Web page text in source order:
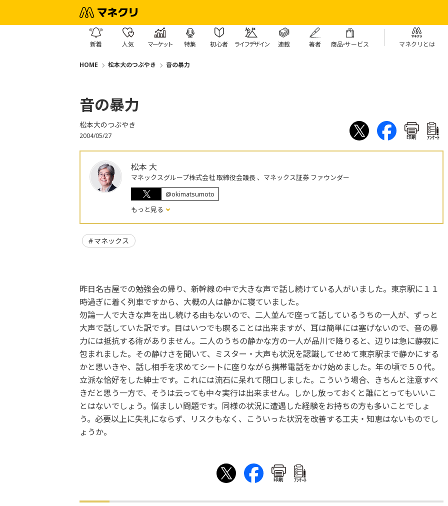
新着 人気 マーケット 特集 初心者 ライフデザイン 連載 著者 商品・サービス マネクリとは
HOME 松本大のつぶやき 音の暴力
音の暴力
松本大のつぶやき
2004/05/27 印刷 ｱﾝｹｰﾄ
松本 大
マネックスグループ株式会社 取締役会議長 、マネックス証券 ファウンダー
@okimatsumoto
もっと見る
マネックス
昨日名古屋での勉強会の帰り、新幹線の中で大きな声で話し続けている人がいました。東京駅に１１
時過ぎに着く列車ですから、大概の人は静かに寝ていました。
勿論一人で大きな声を出し続ける由もないので、二人並んで座って話しているうちの一人が、ずっと
大声で話していた訳です。目はいつでも瞑ることは出来ますが、耳は簡単には塞げないので、音の暴
力には抵抗する術がありません。二人のうちの静かな方の一人が品川で降りると、辺りは急に静寂に
包まれました。その静けさを聞いて、ミスター・大声も状況を認識してせめて東京駅まで静かにする
かと思いきや、話し相手を求めてシートに座りながら携帯電話をかけ始めました。年の頃で５０代。
立派な恰好をした紳士です。これには流石に呆れて閉口しました。こういう場合、きちんと注意すべ
きだと思う一方で、そうは云っても中々実行は出来ません。しかし放っておくと誰にとってもいいこ
とはないでしょう。悩ましい問題です。同様の状況に遭遇した経験をお持ちの方も多いことでしょ
う。必要以上に失礼にならず、リスクもなく、こういった状況を改善する工夫・知恵はないものでし
ょうか。
印刷 ｱﾝｹｰﾄ